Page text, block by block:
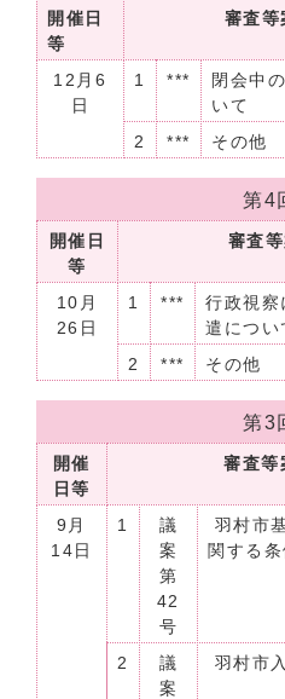
開催日
等
審査等
12月6
日
1 ***
閉会中
いて
2 *** その他
第4
開催日
等
審査
10月
26日
1 ***
行政視察
遣につい
2 *** その他
第3
開催
日等
審査等
9月
14日
1
議
案
第
42
号
羽村市
関する条
2
議
案
羽村市